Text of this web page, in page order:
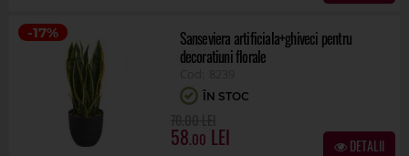
-17%
Sanseviera artificiala+ghiveci pentru
decoratiuni florale
8239
ÎN STOC
58.00 DETALII